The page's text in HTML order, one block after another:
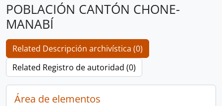
POBLACIÓN CANTÓN CHONE-
MANABÍ
Related Descripción archivística (0)
Related Registro de autoridad (0)
Área de elementos